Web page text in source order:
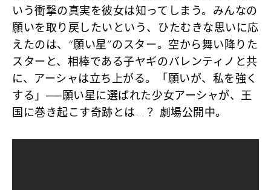
いう衝撃の真実を彼女は知ってしまう。みんなの
願いを取り戻したいという、ひたむきな思いに応
えたのは、“願い星”のスター。空から舞い降りた
スターと、相棒である子ヤギのバレンティノと共
に、アーシャは立ち上がる。「願いが、私を強く
する」──願い星に選ばれた少女アーシャが、王
国に巻き起こす奇跡とは…？ 劇場公開中。